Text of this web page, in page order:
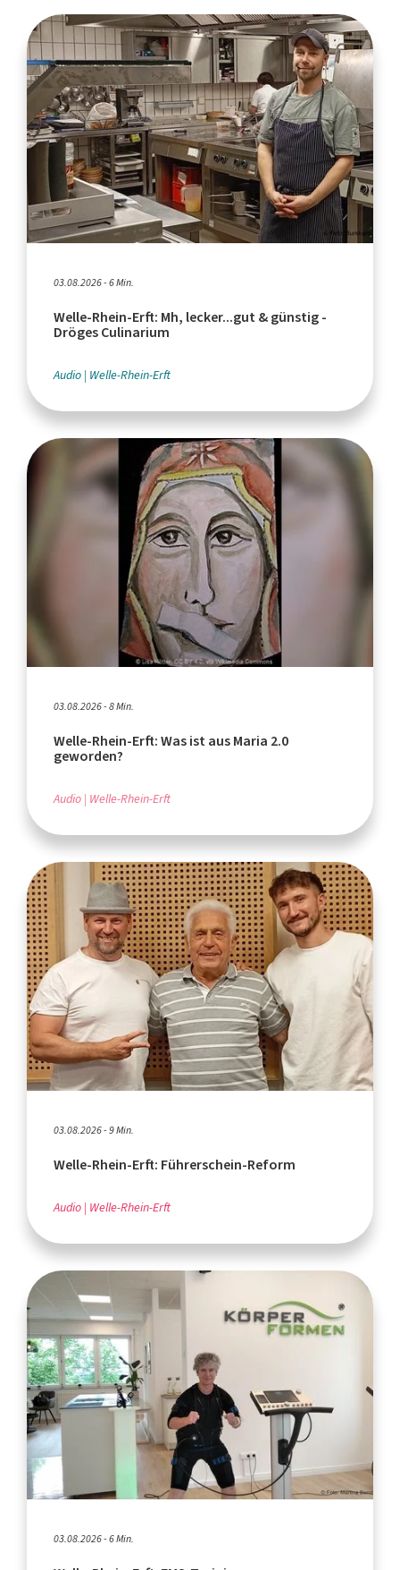
03.08.2026 - 6 Min.
Welle-Rhein-Erft: Mh, lecker...gut & günstig -
Dröges Culinarium
Audio Welle-Rhein-Erft
03.08.2026 - 8 Min.
Welle-Rhein-Erft: Was ist aus Maria 2.0
geworden?
Audio Welle-Rhein-Erft
03.08.2026 - 9 Min.
Welle-Rhein-Erft: Führerschein-Reform
Audio Welle-Rhein-Erft
03.08.2026 - 6 Min.